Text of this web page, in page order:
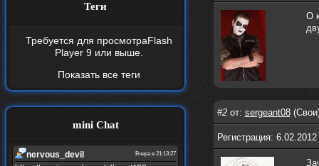
Теги
Требуется для просмотраFlash
Player 9 или выше.
Показать все теги
mini Chat
nеrvous_dеvil Вчера в 21:13:27
О
#2от: sergeant08
Регистрация: